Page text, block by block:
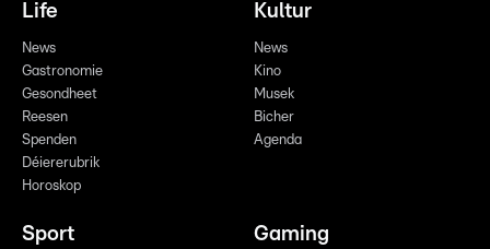
Life
News
Gastronomie
Gesondheet
Reesen
Spenden
Déiererubrik
Horoskop
Kultur
News
Kino
Musek
Bicher
Agenda
Sport Gaming